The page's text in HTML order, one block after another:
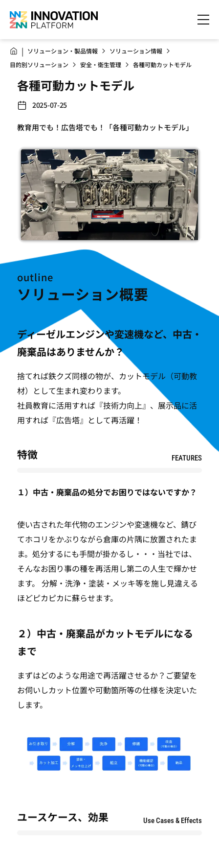
ソリューション・製品情報
ソリューション情報
目的別ソリューション
安全・衛生管理 各種可動カットモデル
各種可動カットモデル
2025-07-25
教育用でも！広告塔でも！「各種可動カットモデル」
outline
ソリューション概要
ディーゼルエンジンや変速機など、中古・
廃棄品はありませんか？
捨てれば鉄クズ同様の物が、カットモデル（可動教
材）として生まれ変わります。
社員教育に活用すれば『技術力向上』、展示品に活
用すれば『広告塔』として再活躍！
特徴 FEATURES
１）中古・廃棄品の処分でお困りではないですか？
使い古された年代物のエンジンや変速機など、錆び
てホコリをかぶりながら倉庫の片隅に放置されたま
ま。処分するにも手間が掛かるし・・・当社では、
そんなお困り事の種を再活用し第二の人生で輝かせ
ます。 分解・洗浄・塗装・メッキ等を施し見違える
ほどピカピカに蘇らせます。
２）中古・廃棄品がカットモデルになる
まで
まずはどのような用途で再活躍させるか？ご要望を
お伺いしカット位置や可動箇所等の仕様を決定いた
します。
ユースケース、効果 Use Cases & Effects